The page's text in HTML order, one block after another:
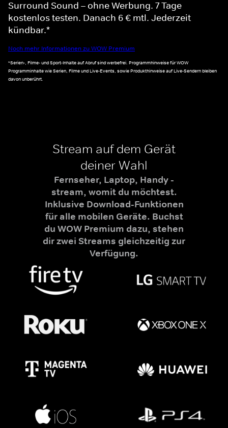
Surround Sound – ohne Werbung. 7 Tage
kostenlos testen. Danach 6 € mtl. Jederzeit
kündbar.*
Noch mehr Informationen zu WOW Premium
*Serien-, Filme- und Sport-Inhalte auf Abruf sind werbefrei. Programmhinweise für WOW
Programminhalte wie Serien, Filme und Live-Events, sowie Produkthinweise auf Live-Sendern bleiben
davon unberührt.
Stream auf dem Gerät
deiner Wahl
Fernseher, Laptop, Handy -
stream, womit du möchtest.
Inklusive Download-Funktionen
für alle mobilen Geräte. Buchst
du WOW Premium dazu, stehen
dir zwei Streams gleichzeitig zur
Verfügung.